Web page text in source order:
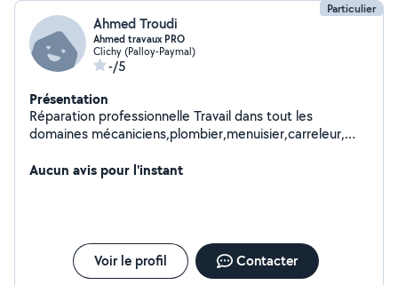
Particulier
Ahmed Troudi
Ahmed travaux PRO
Clichy (Palloy-Paymal)
-/5
Présentation
Réparation professionnelle Travail dans tout les
domaines mécaniciens,plombier,menuisier,carreleur,
Aucun avis pour l'instant
Voir le profil Contacter